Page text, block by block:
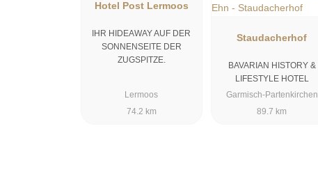
Hotel Post Lermoos
IHR HIDEAWAY AUF DER
SONNENSEITE DER
ZUGSPITZE.
Lermoos
74.2 km
Staudacherhof
BAVARIAN HISTORY &
LIFESTYLE HOTEL
Garmisch-Partenkirchen
89.7 km